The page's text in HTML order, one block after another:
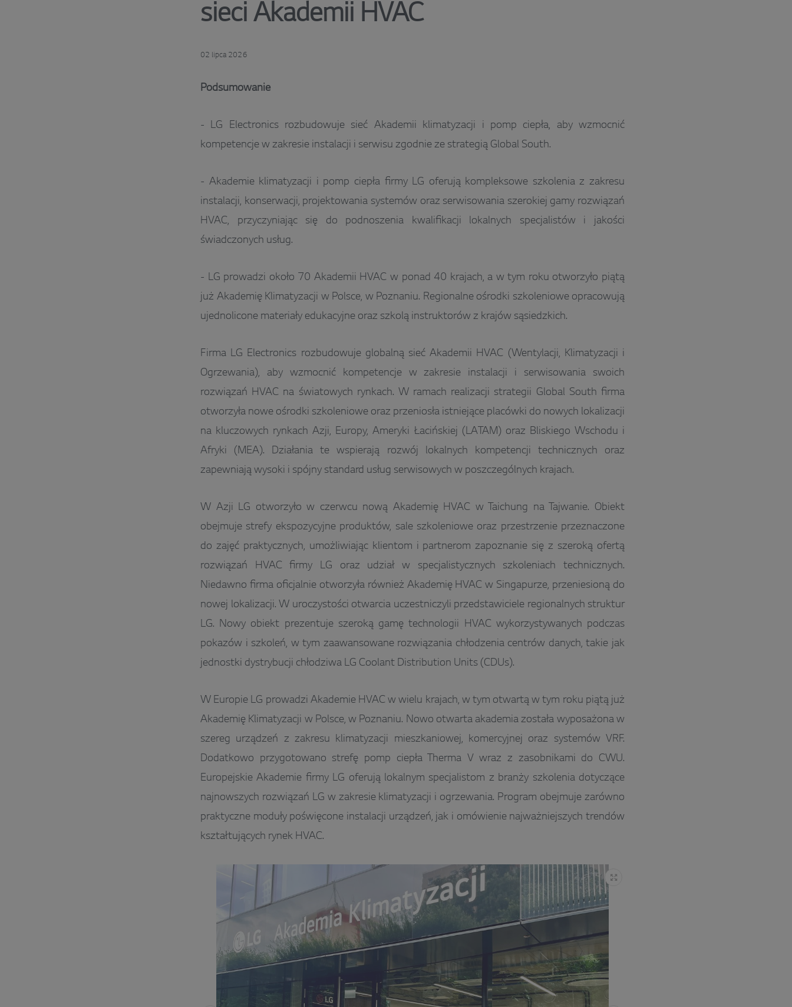
sieci Akademii HVAC
02 lipca 2026
Podsumowanie
- LG Electronics rozbudowuje sieć Akademii klimatyzacji i pomp ciepła, aby wzmocnić
kompetencje w zakresie instalacji i serwisu zgodnie ze strategią Global South.
- Akademie klimatyzacji i pomp ciepła firmy LG oferują kompleksowe szkolenia z zakresu
instalacji, konserwacji, projektowania systemów oraz serwisowania szerokiej gamy rozwiązań
HVAC, przyczyniając się do podnoszenia kwalifikacji lokalnych specjalistów i jakości
świadczonych usług.
- LG prowadzi około 70 Akademii HVAC w ponad 40 krajach, a w tym roku otworzyło piątą
już Akademię Klimatyzacji w Polsce, w Poznaniu. Regionalne ośrodki szkoleniowe opracowują
ujednolicone materiały edukacyjne oraz szkolą instruktorów z krajów sąsiedzkich.
Firma LG Electronics rozbudowuje globalną sieć Akademii HVAC (Wentylacji, Klimatyzacji i
Ogrzewania), aby wzmocnić kompetencje w zakresie instalacji i serwisowania swoich
rozwiązań HVAC na światowych rynkach. W ramach realizacji strategii Global South firma
otworzyła nowe ośrodki szkoleniowe oraz przeniosła istniejące placówki do nowych lokalizacji
na kluczowych rynkach Azji, Europy, Ameryki Łacińskiej (LATAM) oraz Bliskiego Wschodu i
Afryki (MEA). Działania te wspierają rozwój lokalnych kompetencji technicznych oraz
zapewniają wysoki i spójny standard usług serwisowych w poszczególnych krajach.
W Azji LG otworzyło w czerwcu nową Akademię HVAC w Taichung na Tajwanie. Obiekt
obejmuje strefy ekspozycyjne produktów, sale szkoleniowe oraz przestrzenie przeznaczone
do zajęć praktycznych, umożliwiając klientom i partnerom zapoznanie się z szeroką ofertą
rozwiązań HVAC firmy LG oraz udział w specjalistycznych szkoleniach technicznych.
Niedawno firma oficjalnie otworzyła również Akademię HVAC w Singapurze, przeniesioną do
nowej lokalizacji. W uroczystości otwarcia uczestniczyli przedstawiciele regionalnych struktur
LG. Nowy obiekt prezentuje szeroką gamę technologii HVAC wykorzystywanych podczas
pokazów i szkoleń, w tym zaawansowane rozwiązania chłodzenia centrów danych, takie jak
jednostki dystrybucji chłodziwa LG Coolant Distribution Units (CDUs).
W Europie LG prowadzi Akademie HVAC w wielu krajach, w tym otwartą w tym roku piątą już
Akademię Klimatyzacji w Polsce, w Poznaniu. Nowo otwarta akademia została wyposażona w
szereg urządzeń z zakresu klimatyzacji mieszkaniowej, komercyjnej oraz systemów VRF.
Dodatkowo przygotowano strefę pomp ciepła Therma V wraz z zasobnikami do CWU.
Europejskie Akademie firmy LG oferują lokalnym specjalistom z branży szkolenia dotyczące
najnowszych rozwiązań LG w zakresie klimatyzacji i ogrzewania. Program obejmuje zarówno
praktyczne moduły poświęcone instalacji urządzeń, jak i omówienie najważniejszych trendów
kształtujących rynek HVAC.